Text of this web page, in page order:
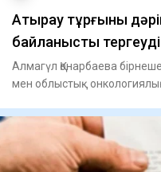
Атырау тұрғыны
байланысты
Алмагүл Қонарбаева
мен облыстық